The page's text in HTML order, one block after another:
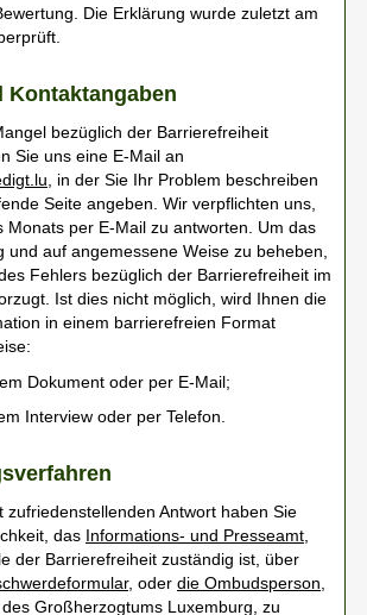
Die Erklärung wurde zuletzt am
Kontaktangaben
bezüglich der Barrierefreiheit
Sie uns eine E-Mail an
, in der Sie Ihr Problem beschreiben
Seite angeben. Wir verpflichten uns,
Monats per E-Mail zu antworten. Um das
und auf angemessene Weise zu beheben,
Fehlers bezüglich der Barrierefreiheit im
Ist dies nicht möglich, wird Ihnen die
in einem barrierefreien Format
Dokument oder per E-Mail;
Interview oder per Telefon.
verfahren
zufriedenstellenden Antwort haben Sie
das Informations- und Presseamt
der Barrierefreiheit zuständig ist, über
, oder die Ombudsperson
Großherzogtums Luxemburg, zu